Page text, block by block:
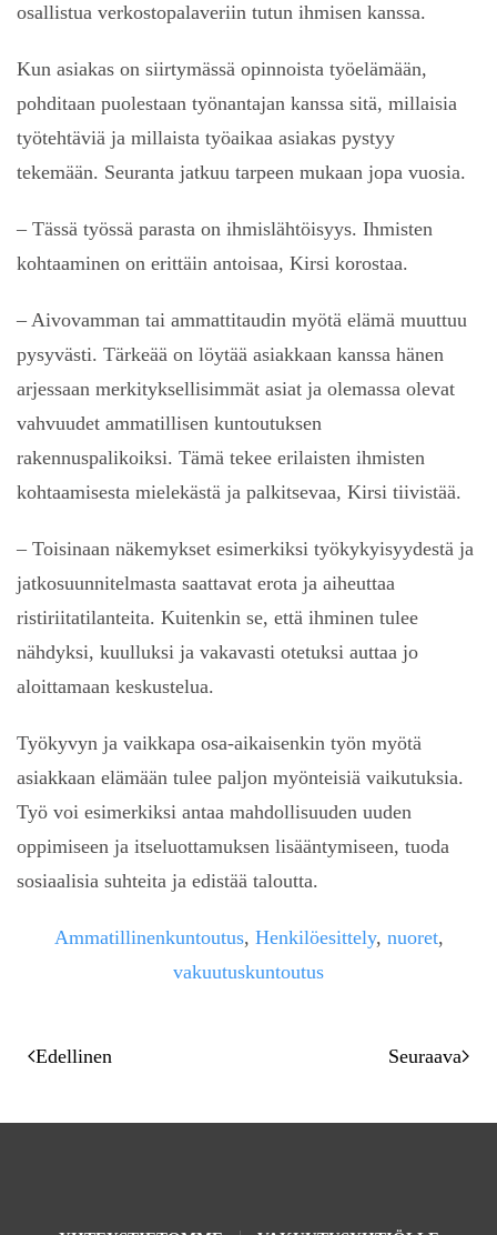
osallistua verkostopalaveriin tutun ihmisen kanssa.
Kun asiakas on siirtymässä opinnoista työelämään,
pohditaan puolestaan työnantajan kanssa sitä, millaisia
työtehtäviä ja millaista työaikaa asiakas pystyy
tekemään. Seuranta jatkuu tarpeen mukaan jopa vuosia.
– Tässä työssä parasta on ihmislähtöisyys. Ihmisten
kohtaaminen on erittäin antoisaa, Kirsi korostaa.
– Aivovamman tai ammattitaudin myötä elämä muuttuu
pysyvästi. Tärkeää on löytää asiakkaan kanssa hänen
arjessaan merkityksellisimmät asiat ja olemassa olevat
vahvuudet ammatillisen kuntoutuksen
rakennuspalikoiksi. Tämä tekee erilaisten ihmisten
kohtaamisesta mielekästä ja palkitsevaa, Kirsi tiivistää.
– Toisinaan näkemykset esimerkiksi työkykyisyydestä ja
jatkosuunnitelmasta saattavat erota ja aiheuttaa
ristiriitatilanteita. Kuitenkin se, että ihminen tulee
nähdyksi, kuulluksi ja vakavasti otetuksi auttaa jo
aloittamaan keskustelua.
Työkyvyn ja vaikkapa osa-aikaisenkin työn myötä
asiakkaan elämään tulee paljon myönteisiä vaikutuksia.
Työ voi esimerkiksi antaa mahdollisuuden uuden
oppimiseen ja itseluottamuksen lisääntymiseen, tuoda
sosiaalisia suhteita ja edistää taloutta.
Ammatillinenkuntoutus, Henkilöesittely, nuoret,
vakuutuskuntoutus
Edellinen Seuraava